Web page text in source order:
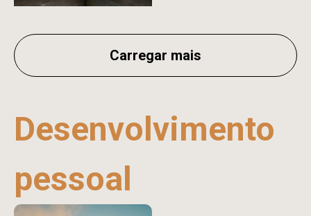
Carregar mais
Desenvolvimento
pessoal